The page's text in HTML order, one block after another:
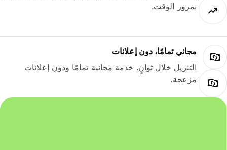
بمرور الوقت.
مجاني تمامًا، دون إعلانات
التنزيل خلال ثوانٍ. خدمة مجانية تمامًا ودون إعلانات
مزعجة.